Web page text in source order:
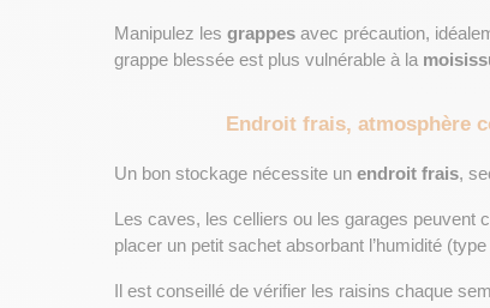
Manipulez les grappes avec précaution,
grappe blessée est plus vulnérable à la
Endroit frais, atmosphère
Un bon stockage nécessite un endroit frais,
Les caves, les celliers ou les garages peuvent
placer un petit sachet absorbant l’humidité
Il est conseillé de vérifier les raisins chaque